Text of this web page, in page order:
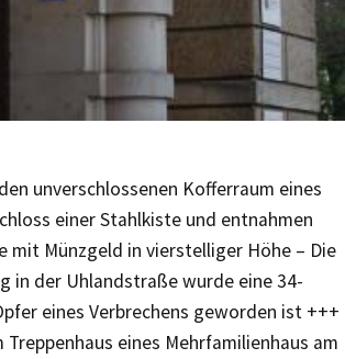
unverschlossenen Kofferraum eines
einer Stahlkiste und entnahmen
Münzgeld in vierstelliger Höhe – Die
in der Uhlandstraße wurde eine 34-
eines Verbrechens geworden ist +++
eines Mehrfamilienhaus am